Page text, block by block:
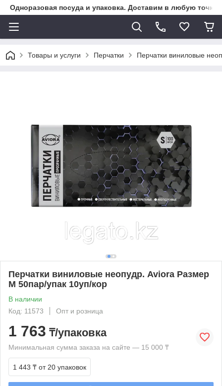
Одноразовая посуда и упаковка. Доставим в любую точку
Товары и услуги Перчатки Перчатки виниловые
Перчатки виниловые неопудр. Aviora Размер
М 50пар/упак 10уп/кор
В наличии
Код: 11573
Опт и розница
1 763 ₸/упаковка
Минимальная сумма заказа на сайте — 15 000 ₸
1 443 ₸ от 20 упаковок